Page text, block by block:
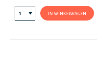
IN WINKELWAGEN